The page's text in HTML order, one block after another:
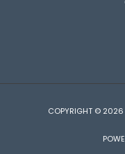
COPYRIGHT © 2026